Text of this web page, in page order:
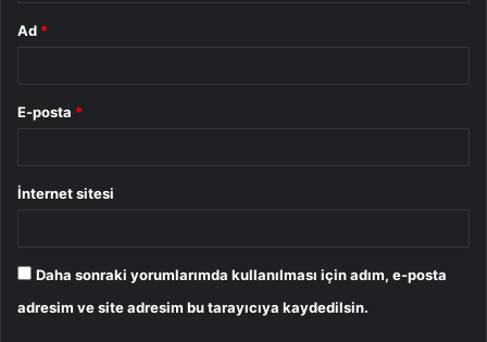
Ad *
E-posta *
İnternet sitesi
Daha sonraki yorumlarımda kullanılması için adım, e-posta
adresim ve site adresim bu tarayıcıya kaydedilsin.